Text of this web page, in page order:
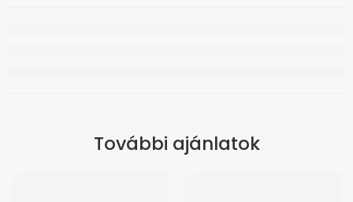
További ajánlatok